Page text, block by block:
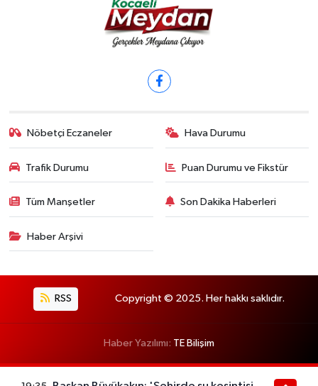
Nöbetçi Eczaneler Hava Durumu
Trafik Durumu Puan Durumu ve Fikstür
Tüm Manşetler Son Dakika Haberleri
Haber Arşivi
RSS Copyright © 2025. Her hakkı saklıdır.
Haber Yazılımı: TE Bilişim